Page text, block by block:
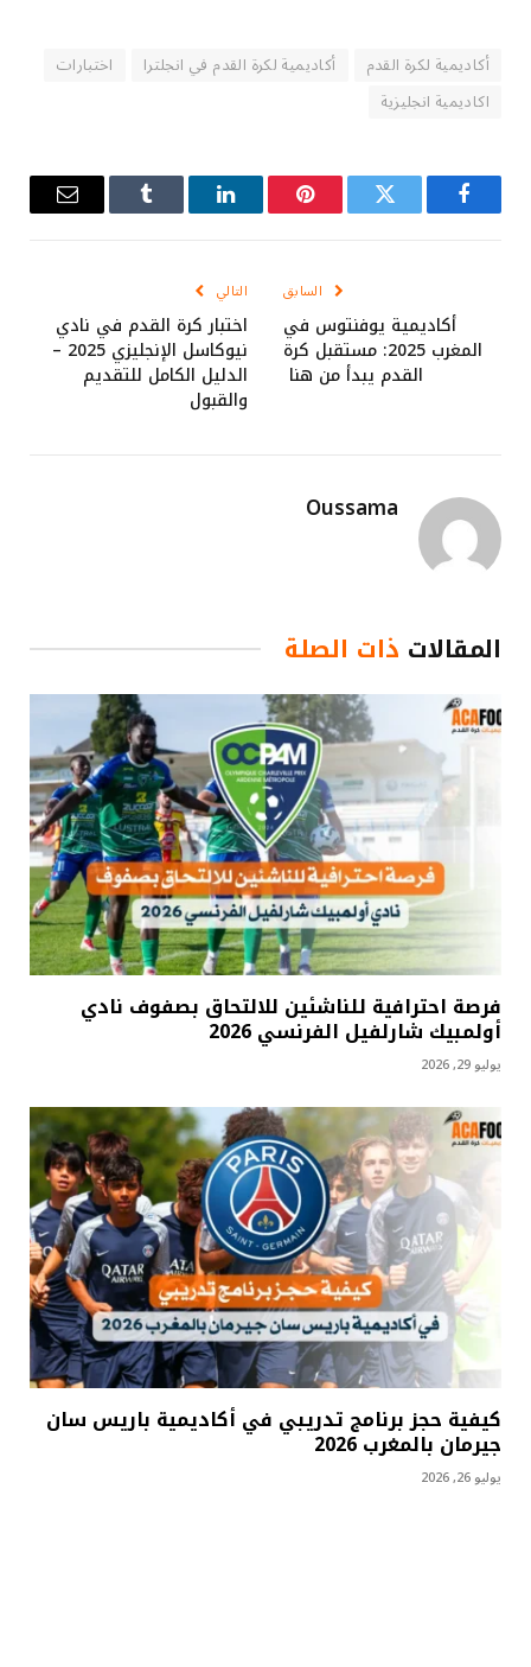
أكاديمية لكرة القدم أكاديمية لكرة القدم في انجلترا
اختبارات
اكاديمية انجليزية
فيسبوك تويتر بينتيريستلينكدإن Tumblr
البريد
السابق
أكاديمية يوفنتوس في
المغرب 2025: مستقبل كرة
القدم يبدأ من هنا
التالي
اختبار كرة القدم في نادي
نيوكاسل الإنجليزي 2025 –
الدليل الكامل للتقديم
والقبول
Oussama
المقالات ذات الصلة
فرصة احترافية للناشئين للالتحاق بصفوف نادي
أولمبيك شارلفيل الفرنسي 2026
يوليو 29, 2026
كيفية حجز برنامج تدريبي في أكاديمية باريس سان
جيرمان بالمغرب 2026
يوليو 26, 2026